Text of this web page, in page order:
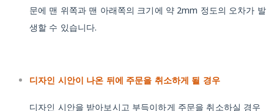
문에 맨 위쪽과 맨 아래쪽의 크기에 약 2mm 정도의 오차가 발
생할 수 있습니다.
디자인 시안이 나온 뒤에 주문을 취소하게 될 경우
디자인 시안을 받아보시고 부득이하게 주문을 취소하실 경우